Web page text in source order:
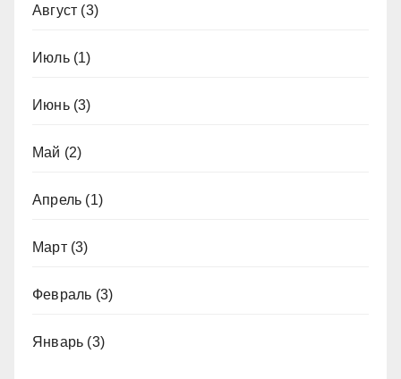
Август (3)
Июль(1)
Июнь(3)
Май (2)
Апрель (1)
Март(3)
Февраль (3)
Январь (3)